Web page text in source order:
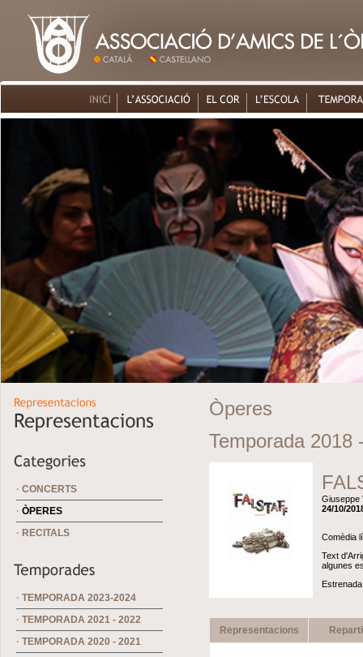
· CONCERTS
· ÒPERES
· RECITALS
· TEMPORADA 2023-2024
· TEMPORADA 2021 - 2022
· TEMPORADA 2020 - 2021
Òperes
Temporada 2018
Giuseppe
24/10/
Comèdia
Text
algunes
Representacions